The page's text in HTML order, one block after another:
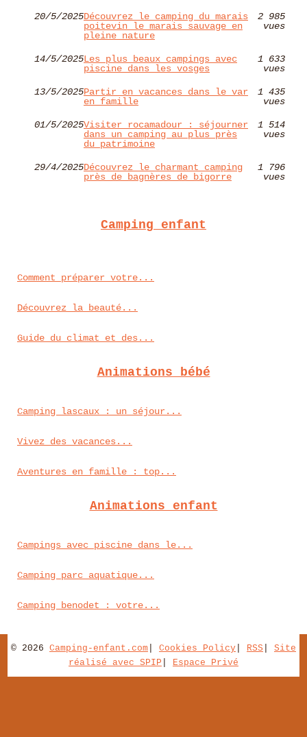
20/5/2025Découvrez le camping du marais
poitevin le marais sauvage en
pleine nature
2 985
vues
14/5/2025Les plus beaux campings avec
piscine dans les vosges
1 633
vues
13/5/2025Partir en vacances dans le var
en famille
1 435
vues
01/5/2025Visiter rocamadour : séjourner
dans un camping au plus près
du patrimoine
1 514
vues
29/4/2025Découvrez le charmant camping
près de bagnères de bigorre
1 796
vues
Camping enfant
Comment préparer votre...
Découvrez la beauté...
Guide du climat et des...
Animations bébé
Camping lascaux : un séjour...
Vivez des vacances...
Aventures en famille : top...
Animations enfant
Campings avec piscine dans le...
Camping parc aquatique...
Camping benodet : votre...
© 2026 Camping-enfant.com Cookies Policy RSS
Site
réalisé avec SPIP
Espace Privé